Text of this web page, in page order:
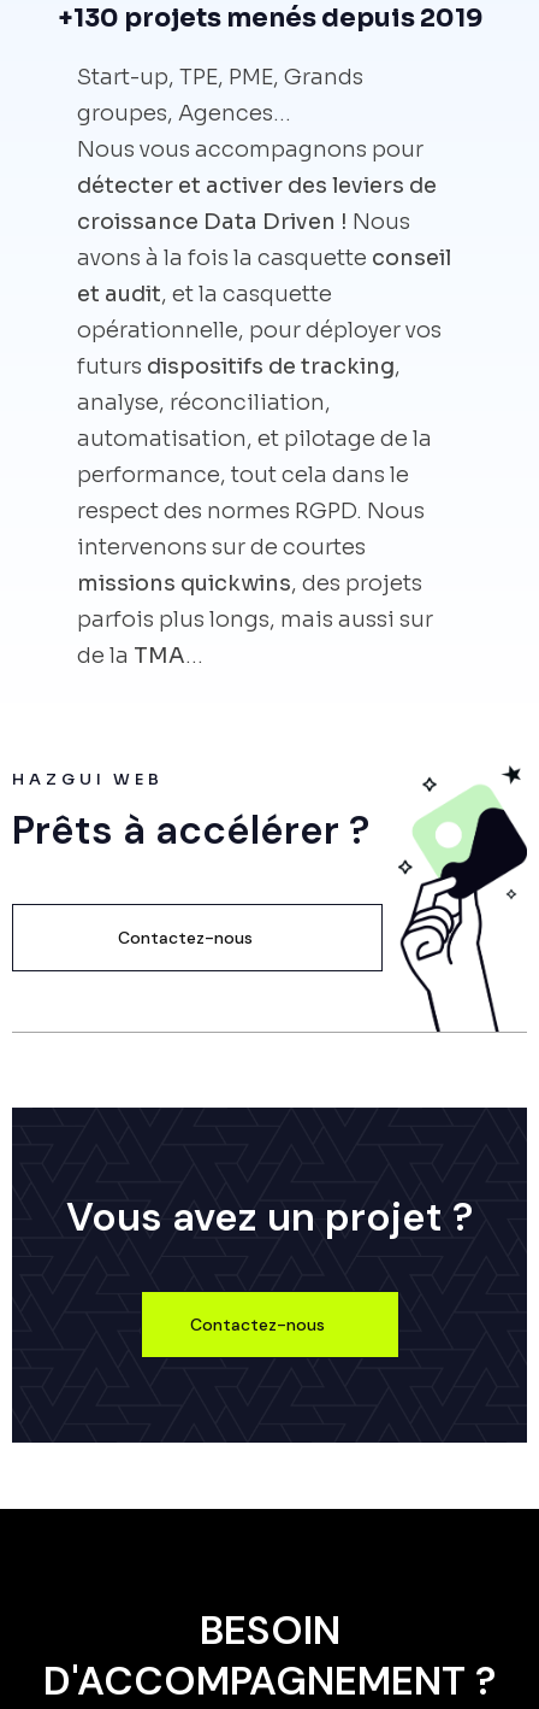
+130 projets menés depuis 2019
Start-up, TPE, PME, Grands
groupes, Agences…
Nous vous accompagnons pour
détecter et activer des leviers de
croissance Data Driven ! Nous
avons à la fois la casquette conseil
et audit, et la casquette
opérationnelle, pour déployer vos
futurs dispositifs de tracking,
analyse, réconciliation,
automatisation, et pilotage de la
performance, tout cela dans le
respect des normes RGPD. Nous
intervenons sur de courtes
missions quickwins, des projets
parfois plus longs, mais aussi sur
de la TMA…
HAZGUI WEB
Prêts à accélérer ?
Contactez-nous
Vous avez un projet ?
Contactez-nous
BESOIN
D'ACCOMPAGNEMENT ?